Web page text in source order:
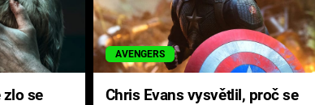
AVENGERS
Chris Evans vysvětlil, proč se